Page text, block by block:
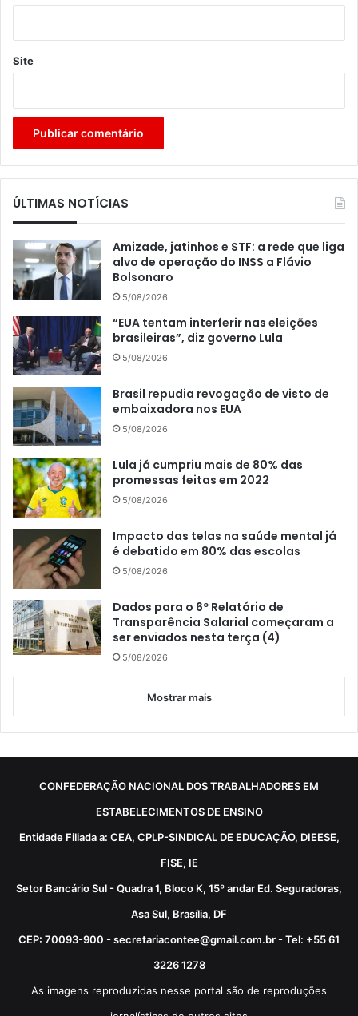
Site
ÚLTIMAS NOTÍCIAS
Amizade, jatinhos e STF: a rede que liga
alvo de operação do INSS a Flávio
Bolsonaro
5/08/2026
“EUA tentam interferir nas eleições
brasileiras”, diz governo Lula
5/08/2026
Brasil repudia revogação de visto de
embaixadora nos EUA
5/08/2026
Lula já cumpriu mais de 80% das
promessas feitas em 2022
5/08/2026
Impacto das telas na saúde mental já
é debatido em 80% das escolas
5/08/2026
Dados para o 6º Relatório de
Transparência Salarial começaram a
ser enviados nesta terça (4)
5/08/2026
Mostrar mais
CONFEDERAÇÃO NACIONAL DOS TRABALHADORES EM
ESTABELECIMENTOS DE ENSINO
Entidade Filiada a: CEA, CPLP-SINDICAL DE EDUCAÇÃO, DIEESE,
FISE, IE
Setor Bancário Sul - Quadra 1, Bloco K, 15º andar Ed. Seguradoras,
Asa Sul, Brasília, DF
CEP: 70093-900 - secretariacontee@gmail.com.br - Tel: +55 61
3226 1278
As imagens reproduzidas nesse portal são de reproduções